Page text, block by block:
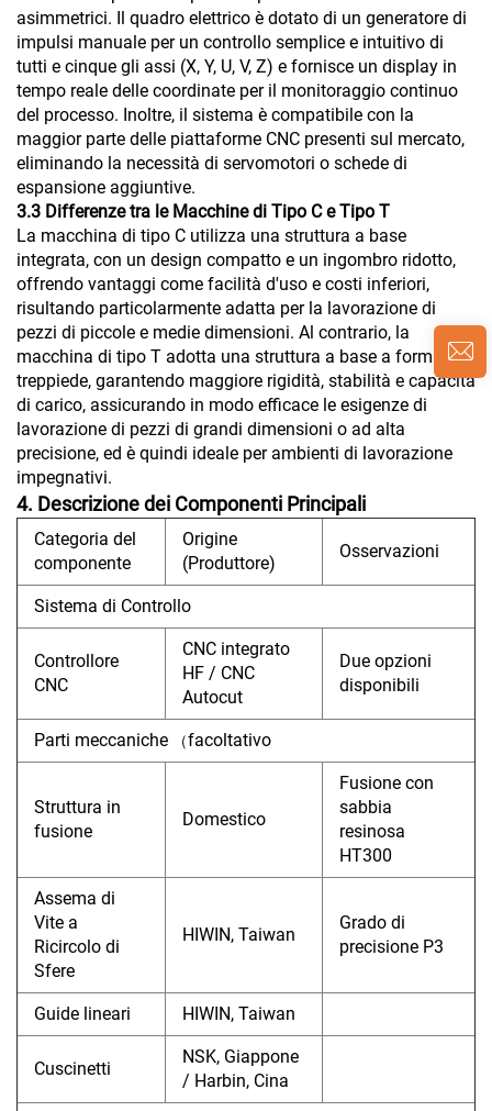
asimmetrici. Il quadro elettrico è dotato di un generatore di
impulsi manuale per un controllo semplice e intuitivo di
tutti e cinque gli assi (X, Y, U, V, Z) e fornisce un display in
tempo reale delle coordinate per il monitoraggio continuo
del processo. Inoltre, il sistema è compatibile con la
maggior parte delle piattaforme CNC presenti sul mercato,
eliminando la necessità di servomotori o schede di
espansione aggiuntive.
3.3 Differenze tra le Macchine di Tipo C e Tipo T
La macchina di tipo C utilizza una struttura a base
integrata, con un design compatto e un ingombro ridotto,
offrendo vantaggi come facilità d'uso e costi inferiori,
risultando particolarmente adatta per la lavorazione di
pezzi di piccole e medie dimensioni. Al contrario, la
macchina di tipo T adotta una struttura a base a forma di
treppiede, garantendo maggiore rigidità, stabilità e capacità
di carico, assicurando in modo efficace le esigenze di
lavorazione di pezzi di grandi dimensioni o ad alta
precisione, ed è quindi ideale per ambienti di lavorazione
impegnativi.
4. Descrizione dei Componenti Principali
Categoria del
componente
Origine
(Produttore)
Osservazioni
Sistema di Controllo
Controllore
CNC
CNC integrato
HF / CNC
Autocut
Due opzioni
disponibili
Parti meccaniche （facoltativo
Struttura in
fusione
Domestico
Fusione con
sabbia
resinosa
HT300
Assema di
Vite a
Ricircolo di
Sfere
HIWIN, Taiwan
Grado di
precisione P3
Guide lineari HIWIN, Taiwan
Cuscinetti
NSK, Giappone
/ Harbin, Cina